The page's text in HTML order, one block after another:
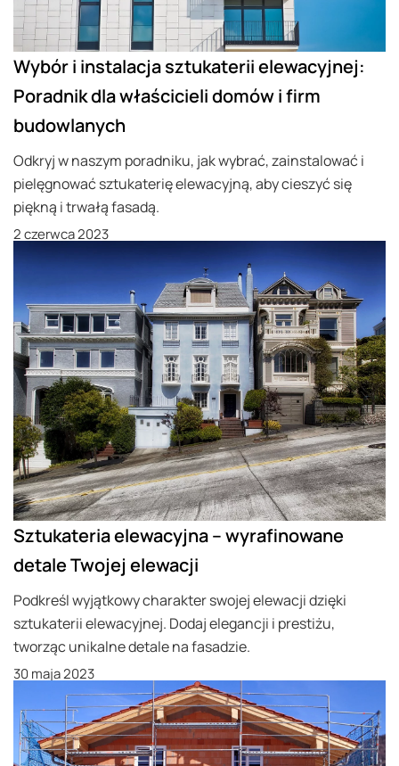
Wybór i instalacja sztukaterii elewacyjnej:
Poradnik dla właścicieli domów i firm
budowlanych
Odkryj w naszym poradniku, jak wybrać, zainstalować i
pielęgnować sztukaterię elewacyjną, aby cieszyć się
piękną i trwałą fasadą.
2 czerwca 2023
Sztukateria elewacyjna – wyrafinowane
detale Twojej elewacji
Podkreśl wyjątkowy charakter swojej elewacji dzięki
sztukaterii elewacyjnej. Dodaj elegancji i prestiżu,
tworząc unikalne detale na fasadzie.
30 maja 2023